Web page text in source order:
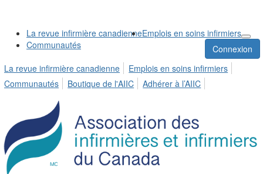
La revue infirmière canadienneEmplois en soins infirmiers
Communautés
Connexion
La revue infirmière canadienne
Emplois en soins infirmiers
Communautés
Boutique de l'AIIC Adhérer à l’AIIC